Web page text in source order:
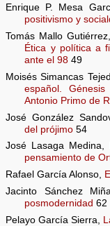
Enrique P. Mesa
positivismo y
Tomás Mallo Gutiérrez,
Ética y política a
ante el 98 49
Moisés Simancas
español.
Antonio Primo de
José González
del prójimo 54
José Lasaga Medina,
pensamiento de
Rafael García Alonso,
Jacinto Sánchez
posmodernidad 62
Pelayo García Sierra,